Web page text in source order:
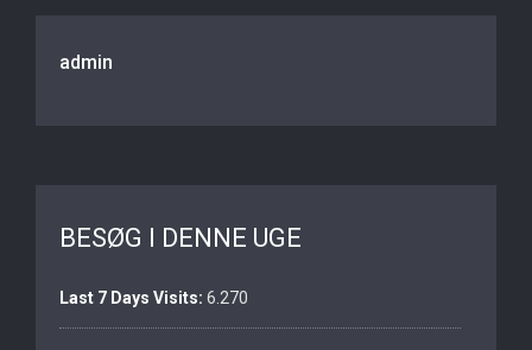
admin
BESØG I DENNE UGE
Last 7 Days Visits: 6.270